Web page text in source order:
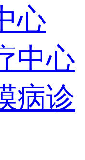
心
中心
病诊